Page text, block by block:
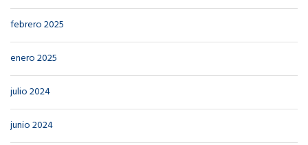
febrero 2025
enero 2025
julio 2024
junio 2024